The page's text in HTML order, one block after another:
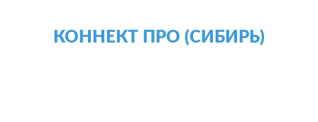
КОННЕКТ ПРО (СИБИРЬ)